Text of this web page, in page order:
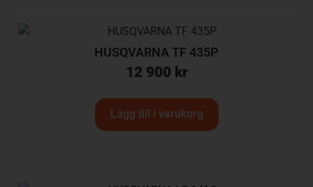
HUSQVARNA TF 435P
12 900 kr
Lägg till i varukorg